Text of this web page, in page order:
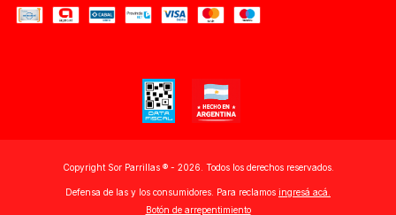
Copyright Sor Parrillas ®️ - 2026. Todos los derechos reservados.
Defensa de las y los consumidores. Para reclamos ingresá acá.
Botón de arrepentimiento